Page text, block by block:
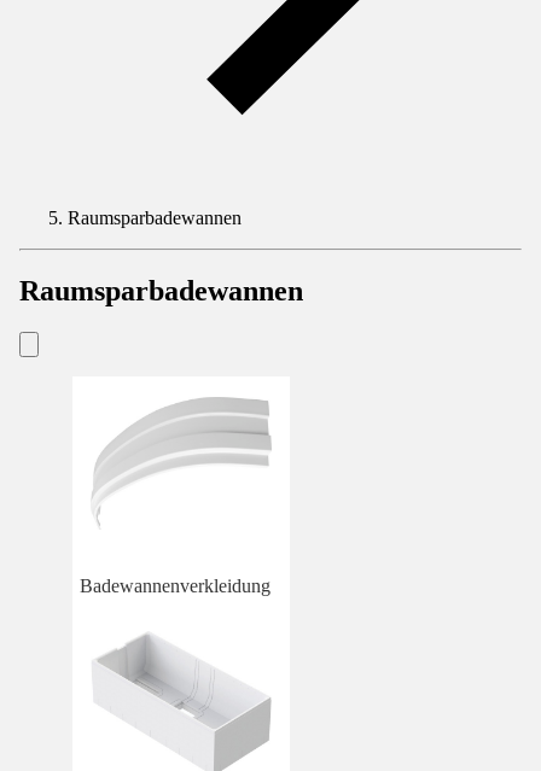
Raumsparbadewannen
Raumsparbadewannen
Badewannenverkleidung